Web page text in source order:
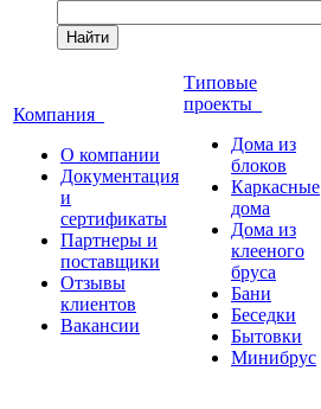
Найти
Компания
О компании
Документация
и
сертификаты
Партнеры и
поставщики
Отзывы
клиентов
Вакансии
Типовые
проекты
Дома из
блоков
Каркасные
дома
Дома из
клееного
бруса
Бани
Беседки
Бытовки
Минибрус